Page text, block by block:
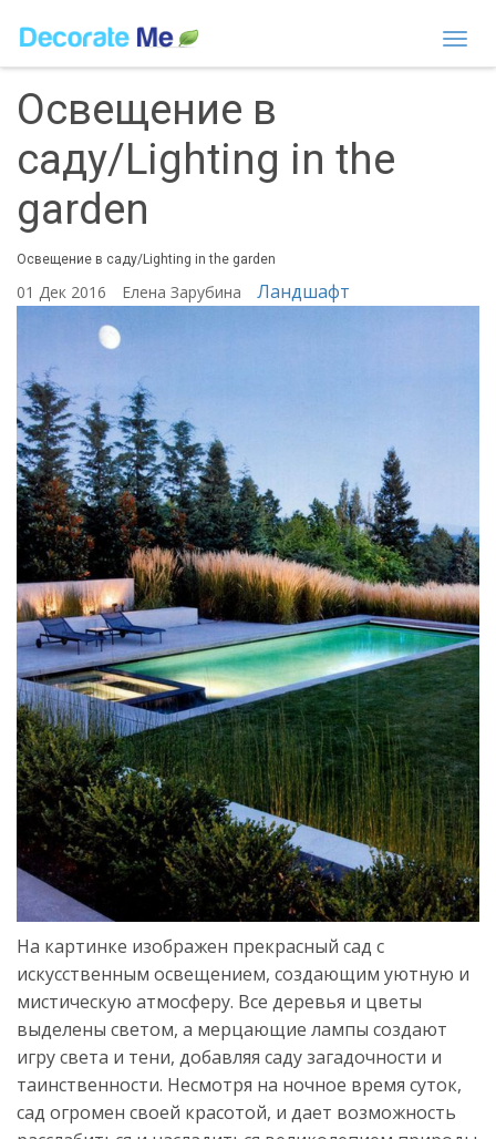
Освещение в
саду/Lighting in the
garden
Освещение в саду/Lighting in the garden
01 Дек 2016 Елена Зарубина Ландшафт
На картинке изображен прекрасный сад с
искусственным освещением, создающим уютную и
мистическую атмосферу. Все деревья и цветы
выделены светом, а мерцающие лампы создают
игру света и тени, добавляя саду загадочности и
таинственности. Несмотря на ночное время суток,
сад огромен своей красотой, и дает возможность